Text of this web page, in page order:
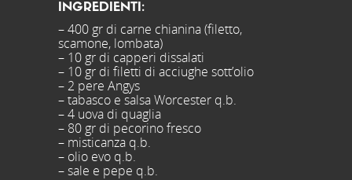
INGREDIENTI:
– 400 gr di carne chianina (filetto,
scamone, lombata)
– 10 gr di capperi dissalati
– 10 gr di filetti di acciughe sott’olio
– 2 pere Angys
– tabasco e salsa Worcester q.b.
– 4 uova di quaglia
– 80 gr di pecorino fresco
– misticanza q.b.
– olio evo q.b.
– sale e pepe q.b.